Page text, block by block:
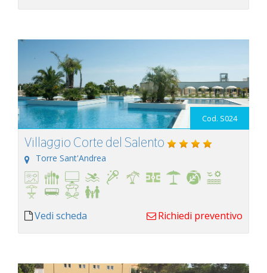
Cod. S024
Villaggio Corte del Salento
Torre Sant'Andrea
Vedi scheda Richiedi preventivo